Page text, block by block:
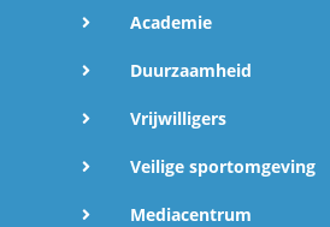
Academie
Duurzaamheid
Vrijwilligers
Veilige sportomgeving
Mediacentrum